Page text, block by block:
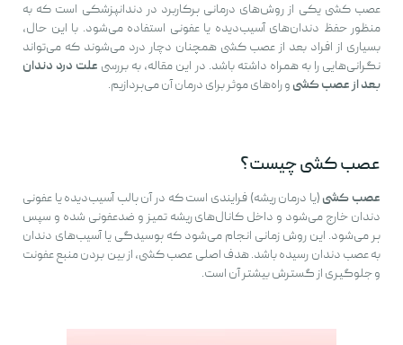
عصب کشی یکی از روش‌های درمانی پرکاربرد در دندانپزشکی است که به
منظور حفظ دندان‌های آسیب‌دیده یا عفونی استفاده می‌شود. با این حال،
بسیاری از افراد بعد از عصب کشی همچنان دچار درد می‌شوند که می‌تواند
نگرانی‌هایی را به همراه داشته باشد. در این مقاله، به بررسی علت درد دندان
بعد از عصب کشی و راه‌های موثر برای درمان آن می‌پردازیم.
عصب کشی چیست؟
عصب کشی (یا درمان ریشه) فرایندی است که در آن پالپ آسیب‌دیده یا عفونی
دندان خارج می‌شود و داخل کانال‌های ریشه تمیز و ضدعفونی شده و سپس
پر می‌شود. این روش زمانی انجام می‌شود که پوسیدگی یا آسیب‌های دندان
به عصب دندان رسیده باشد. هدف اصلی عصب کشی، از بین بردن منبع عفونت
و جلوگیری از گسترش بیشتر آن است.